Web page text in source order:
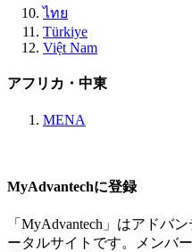
ไทย
Türkiye
Việt Nam
アフリカ・中東
MENA
MyAdvantechに登録
「MyAdvantech」はアドバ
ータルサイトです。メンバ